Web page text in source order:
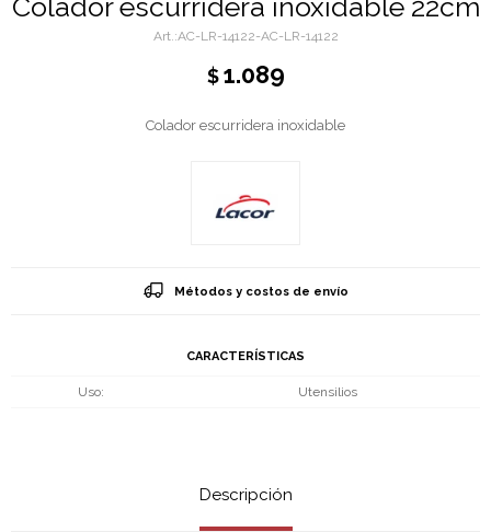
Colador escurridera inoxidable 22cm
AC-LR-14122-AC-LR-14122
$ 1.089
Colador escurridera inoxidable
Métodos y costos de envío
CARACTERÍSTICAS
Uso Utensilios
Descripción